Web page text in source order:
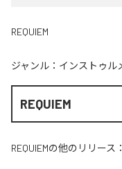
REQUIEM
ジャンル： インストゥル
REQUIEM
REQUIEMの他のリリース：